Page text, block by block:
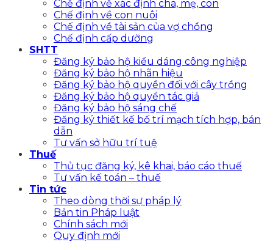
Chế định về xác định cha, mẹ, con
Chế định về con nuôi
Chế định về tài sản của vợ chồng
Chế định cấp dưỡng
SHTT
Đăng ký bảo hộ kiểu dáng công nghiệp
Đăng ký bảo hộ nhãn hiệu
Đăng ký bảo hộ quyền đối với cây trồng
Đăng ký bảo hộ quyền tác giả
Đăng ký bảo hộ sáng chế
Đăng ký thiết kế bố trí mạch tích hợp, bán
dẫn
Tư vấn sở hữu trí tuệ
Thuế
Thủ tục đăng ký, kê khai, báo cáo thuế
Tư vấn kế toán – thuế
Tin tức
Theo dòng thời sự pháp lý
Bản tin Pháp luật
Chính sách mới
Quy định mới